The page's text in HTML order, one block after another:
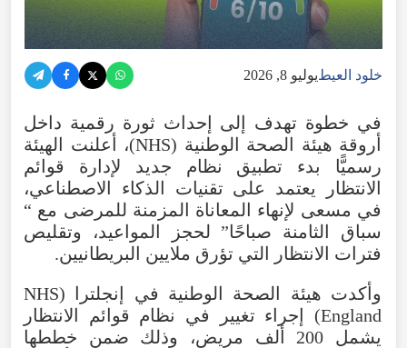
خلود العيطيوليو 8, 2026
في خطوة تهدف إلى إحداث ثورة رقمية داخل
أروقة هيئة الصحة الوطنية (
NHS)، أعلنت الهيئة
رسميًّا
بدء تطبيق نظام جديد لإدارة
قوائم
الانتظار
يعتمد على تقنيات الذكاء الاصطناعي،
في مسعى لإنهاء المعاناة المزمنة للمرضى مع “
سباق
الثامنة صباحًا” لحجز المواعيد، وتقليص
فترات الانتظار التي تؤرق ملايين البريطانيين.
وأكدت هيئة الصحة الوطنية في إنجلترا (
NHS
England
) إجراء تغيير في نظام قوائم
الانتظار
يشمل
ألف مريض، وذلك ضمن
خططها